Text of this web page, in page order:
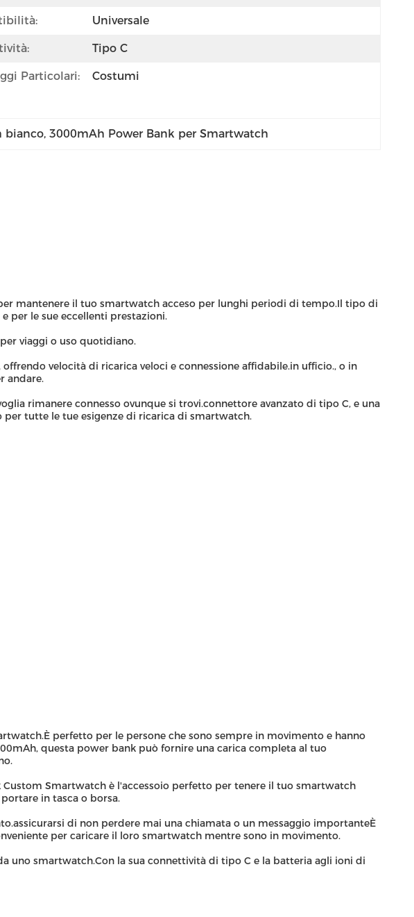
Universale
Tipo C
Particolari: Costumi
bianco, 3000mAh Power Bank per Smartwatch
mantenere il tuo smartwatch acceso per lunghi periodi di tempo.Il tipo di
per le sue eccellenti prestazioni.
viaggi o uso quotidiano.
velocità di ricarica veloci e connessione affidabile.in ufficio., o in
andare.
rimanere connesso ovunque si trovi.connettore avanzato di tipo C, e una
tutte le tue esigenze di ricarica di smartwatch.
perfetto per le persone che sono sempre in movimento e hanno
questa power bank può fornire una carica completa al tuo
Smartwatch è l'accessoio perfetto per tenere il tuo smartwatch
in tasca o borsa.
di non perdere mai una chiamata o un messaggio importanteÈ
per caricare il loro smartwatch mentre sono in movimento.
uno smartwatch.Con la sua connettività di tipo C e la batteria agli ioni di